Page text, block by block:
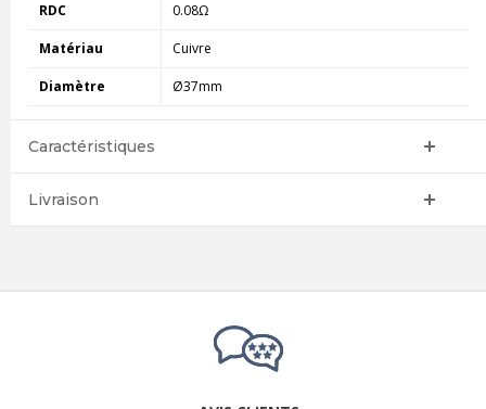
RDC 0.08Ω
Matériau Cuivre
Diamètre Ø37mm
Caractéristiques
Livraison